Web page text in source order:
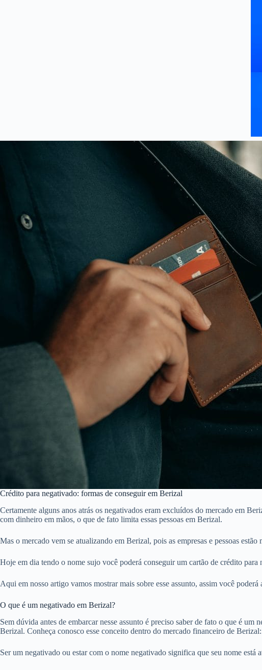
Crédito para negativado: formas de conseguir em Berizal
Certamente alguns anos atrás os negativados eram excluídos do mercado em
com dinheiro em mãos, o que de fato limita essas pessoas em Berizal.
Mas o mercado vem se atualizando em Berizal, pois as empresas e pessoas
Hoje em dia tendo o nome sujo você poderá conseguir um cartão de crédito
Aqui em nosso artigo vamos mostrar mais sobre esse assunto, assim você
O que é um negativado em Berizal?
Sem dúvida antes de embarcar nesse assunto é preciso saber de fato o que é
Berizal. Conheça conosco esse conceito dentro do mercado financeiro de Berizal:
Ser um negativado ou estar com o nome negativado significa que seu nome